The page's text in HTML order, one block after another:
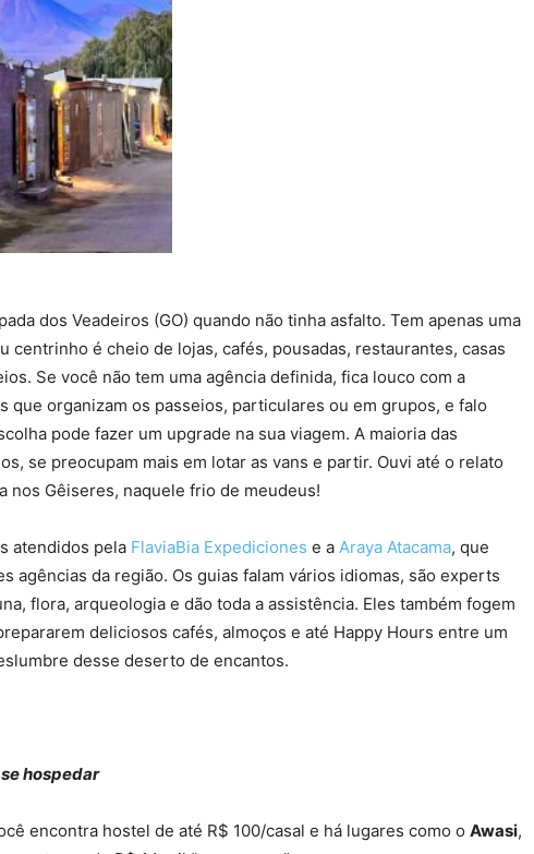
dos Veadeiros (GO) quando não tinha asfalto. Tem apenas uma
centrinho é cheio de lojas, cafés, pousadas, restaurantes, casas
Se você não tem uma agência definida, fica louco com a
que organizam os passeios, particulares ou em grupos, e falo
pode fazer um upgrade na sua viagem. A maioria das
se preocupam mais em lotar as vans e partir. Ouvi até o relato
nos Gêiseres, naquele frio de meudeus!
atendidos pela FlaviaBia Expediciones e a Araya Atacama, que
agências da região. Os guias falam vários idiomas, são experts
flora, arqueologia e dão toda a assistência. Eles também fogem
deliciosos cafés, almoços e até Happy Hours entre um
desse deserto de encantos.
hospedar
encontra hostel de até R$ 100/casal e há lugares como o Awasi,